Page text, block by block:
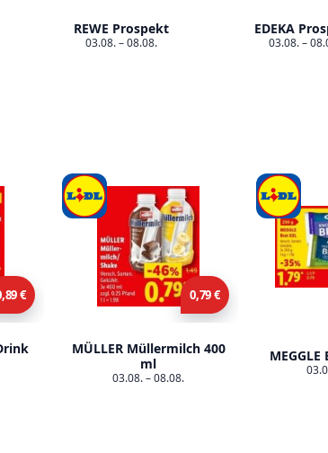
REWE Prospekt
03.08. – 08.08.
EDEKA
03.08. –
€ 0,79 €
MÜLLER Müllermilch 400
ml
03.08. – 08.08.